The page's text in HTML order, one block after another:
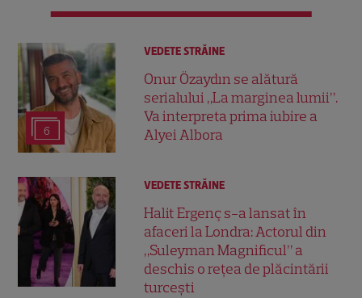
6
VEDETE STRĂINE
Onur Özaydın se alătură
serialului „La marginea lumii”.
Va interpreta prima iubire a
Alyei Albora
VEDETE STRĂINE
Halit Ergenç s-a lansat în
afaceri la Londra: Actorul din
„Suleyman Magnificul” a
deschis o rețea de plăcintării
turcești